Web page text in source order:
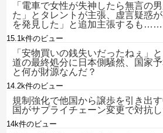
「電車で女性が失神したら無言の
た」とタレントが主張、虚言疑惑
を発見した」と追加主張するも……
15.1k件のビュー
「安物買いの銭失いだったねぇ」
道の最終処分に日本側騒然、国家
と何が財源なんだ？
14.2k件のビュー
規制強化で他国から譲歩を引き出
国がサプライチェーン変更で対抗
14k件のビュー